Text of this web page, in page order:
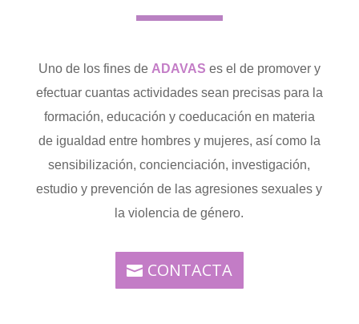
Uno de los fines de ADAVAS es el de promover y
efectuar cuantas actividades sean precisas para la
formación, educación y coeducación en materia
de igualdad entre hombres y mujeres, así como la
sensibilización, concienciación, investigación,
estudio y prevención de las agresiones sexuales y
la violencia de género.
CONTACTA